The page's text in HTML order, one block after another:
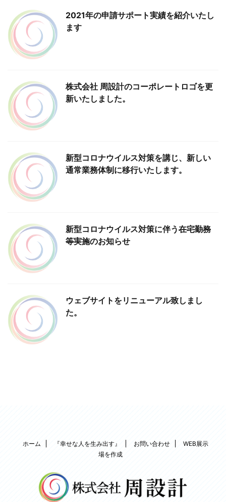
2021年の申請サポート実績を紹介いたし
ます
株式会社 周設計のコーポレートロゴを更
新いたしました。
新型コロナウイルス対策を講じ、新しい
通常業務体制に移行いたします。
新型コロナウイルス対策に伴う在宅勤務
等実施のお知らせ
ウェブサイトをリニューアル致しまし
た。
ホーム 『幸せな人を生み出す』 お問い合わせ
WEB展示
場を作成